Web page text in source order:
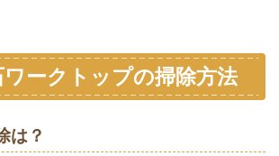
ワークトップの掃除方法
は？